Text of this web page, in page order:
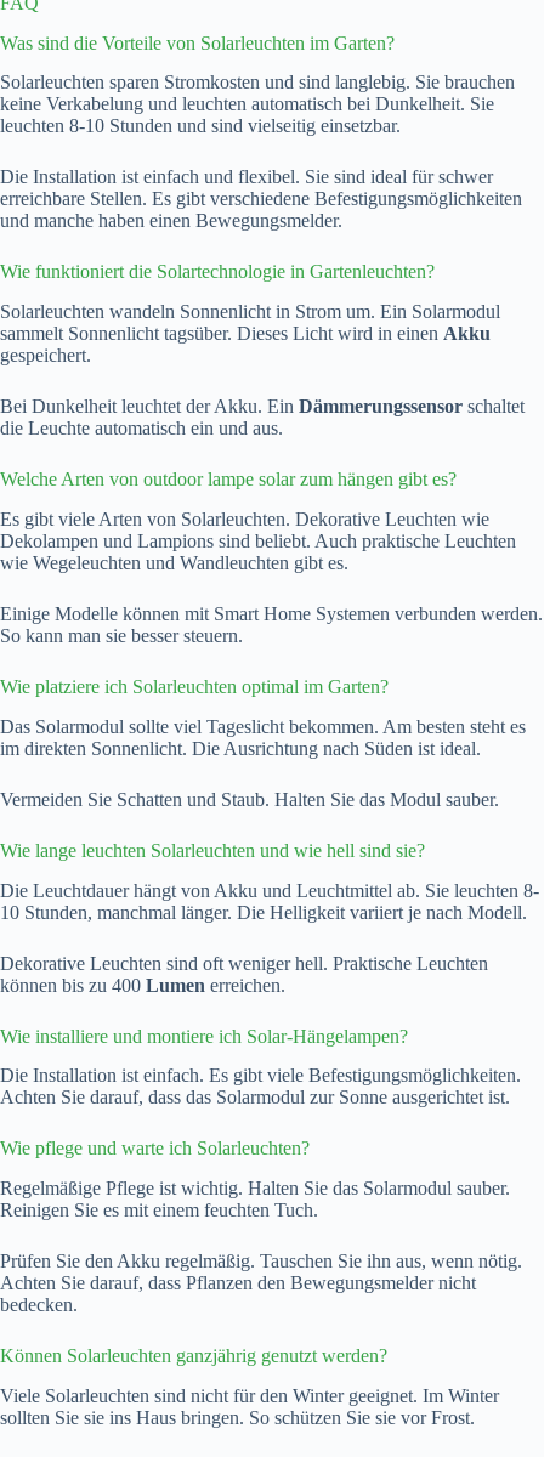
Was sind die Vorteile von Solarleuchten im Garten?
Solarleuchten sparen Stromkosten und sind langlebig. Sie brauchen
keine Verkabelung und leuchten automatisch bei Dunkelheit. Sie
leuchten 8-10 Stunden und sind vielseitig einsetzbar.
Die Installation ist einfach und flexibel. Sie sind ideal für schwer
erreichbare Stellen. Es gibt verschiedene Befestigungsmöglichkeiten
und manche haben einen Bewegungsmelder.
Wie funktioniert die Solartechnologie in Gartenleuchten?
Solarleuchten wandeln Sonnenlicht in Strom um. Ein Solarmodul
sammelt Sonnenlicht tagsüber. Dieses Licht wird in einen Akku
gespeichert.
Bei Dunkelheit leuchtet der Akku. Ein Dämmerungssensor schaltet
die Leuchte automatisch ein und aus.
Welche Arten von outdoor lampe solar zum hängen gibt es?
Es gibt viele Arten von Solarleuchten. Dekorative Leuchten wie
Dekolampen und Lampions sind beliebt. Auch praktische Leuchten
wie Wegeleuchten und Wandleuchten gibt es.
Einige Modelle können mit Smart Home Systemen verbunden werden.
So kann man sie besser steuern.
Wie platziere ich Solarleuchten optimal im Garten?
Das Solarmodul sollte viel Tageslicht bekommen. Am besten steht es
im direkten Sonnenlicht. Die Ausrichtung nach Süden ist ideal.
Vermeiden Sie Schatten und Staub. Halten Sie das Modul sauber.
Wie lange leuchten Solarleuchten und wie hell sind sie?
Die Leuchtdauer hängt von Akku und Leuchtmittel ab. Sie leuchten 8-
10 Stunden, manchmal länger. Die Helligkeit variiert je nach Modell.
Dekorative Leuchten sind oft weniger hell. Praktische Leuchten
können bis zu 400 Lumen erreichen.
Wie installiere und montiere ich Solar-Hängelampen?
Die Installation ist einfach. Es gibt viele Befestigungsmöglichkeiten.
Achten Sie darauf, dass das Solarmodul zur Sonne ausgerichtet ist.
Wie pflege und warte ich Solarleuchten?
Regelmäßige Pflege ist wichtig. Halten Sie das Solarmodul sauber.
Reinigen Sie es mit einem feuchten Tuch.
Prüfen Sie den Akku regelmäßig. Tauschen Sie ihn aus, wenn nötig.
Achten Sie darauf, dass Pflanzen den Bewegungsmelder nicht
bedecken.
Können Solarleuchten ganzjährig genutzt werden?
Viele Solarleuchten sind nicht für den Winter geeignet. Im Winter
sollten Sie sie ins Haus bringen. So schützen Sie sie vor Frost.